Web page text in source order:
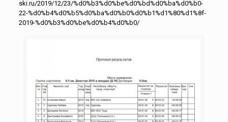
ski.ru/2019/12/23/%d0%b3%d0%be%d0%bd%d0%ba%d0%b0-
22-%d0%b4%d0%b5%d0%ba%d0%b0%d0%b1%d1%80%d1%8f-
2019-%d0%b3%d0%be%d0%b4%d0%b0/